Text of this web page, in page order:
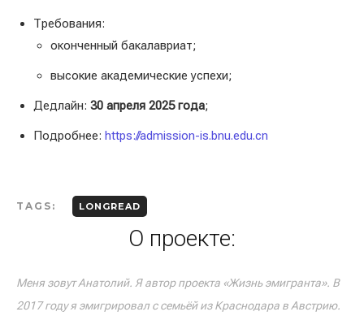
Требования:
оконченный бакалавриат;
высокие академические успехи;
Дедлайн: 30 апреля 2025 года;
Подробнее: https://admission-is.bnu.edu.cn
TAGS: LONGREAD
О проекте:
Меня зовут Анатолий. Я автор проекта «Жизнь эмигранта». В
2017 году я эмигрировал с семьёй из Краснодара в Австрию.